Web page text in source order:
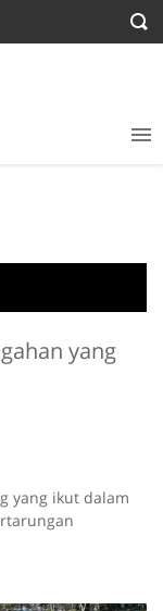
yang
yang ikut dalam